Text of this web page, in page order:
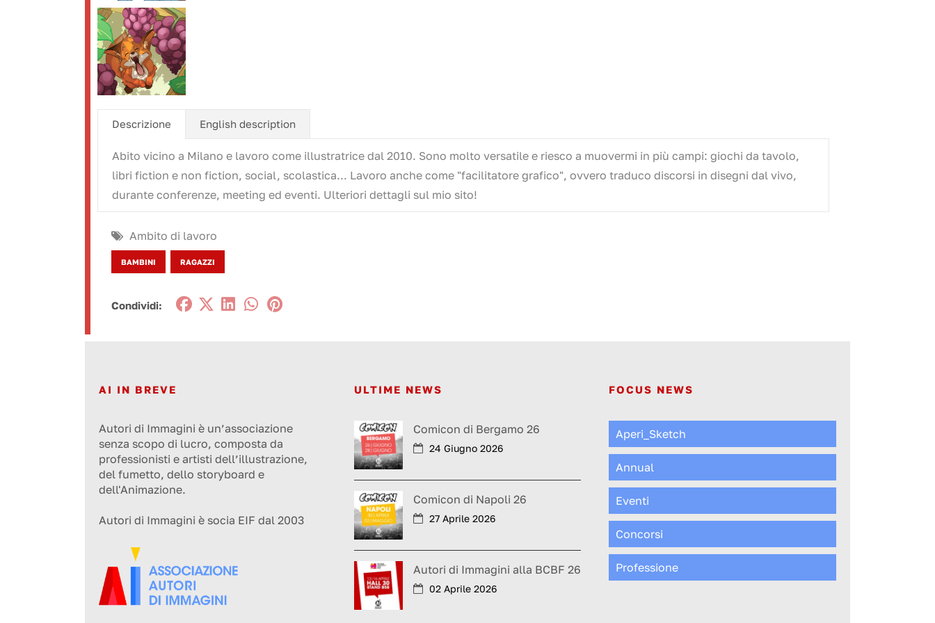
Descrizione English description
Abito vicino a Milano e lavoro come illustratrice dal 2010. Sono molto versatile e riesco a muovermi in più campi: giochi da tavolo,
libri fiction e non fiction, social, scolastica... Lavoro anche come "facilitatore grafico", ovvero traduco discorsi in disegni dal vivo,
durante conferenze, meeting ed eventi. Ulteriori dettagli sul mio sito!
Ambito di lavoro
BAMBINI RAGAZZI
Condividi:
AI IN BREVE
Autori di Immagini è un’associazione
senza scopo di lucro, composta da
professionisti e artisti dell’illustrazione,
del fumetto, dello storyboard e
dell'Animazione.
Autori di Immagini è socia EIF dal 2003
ULTIME NEWS
Comicon di Bergamo 26
24 Giugno 2026
Comicon di Napoli 26
27 Aprile 2026
Autori di Immagini alla BCBF 26
02 Aprile 2026
FOCUS NEWS
Aperi_Sketch
Annual
Eventi
Concorsi
Professione